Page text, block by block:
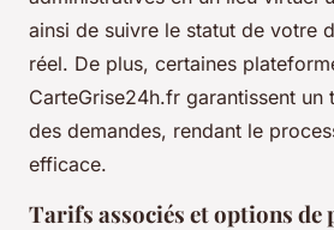
ainsi de suivre le statut de votre
réel. De plus, certaines
CarteGrise24h.fr garantissent un
des demandes, rendant le
efficace.
Tarifs associés et options de